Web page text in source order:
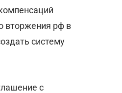
вторжения рф в
систему
с